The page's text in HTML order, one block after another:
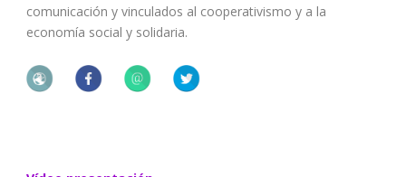
comunicación y vinculados al cooperativismo y a la
economía social y solidaria.